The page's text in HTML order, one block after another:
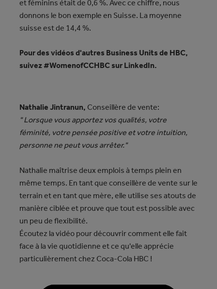
et féminins était de 0,6 %. Avec ce chiffre, nous
donnons le bon exemple en Suisse. La moyenne
suisse est de 14,4 %.
Pour des vidéos d'autres Business Units de HBC,
suivez #WomenofCCHBC sur LinkedIn.
Nathalie Jintranun, Conseillère de vente:
" Lorsque vous apportez vos qualités, votre
féminité, votre pensée positive et votre intuition,
personne ne peut vous arrêter."
Nathalie maîtrise deux emplois à temps plein en
même temps. En tant que conseillère de vente sur le
terrain et en tant que mère, elle utilise ses atouts de
manière ciblée et prouve que tout est possible avec
un peu de flexibilité.
Écoutez la vidéo pour découvrir comment elle fait
face à la vie quotidienne et ce qu'elle apprécie
particulièrement chez Coca-Cola HBC !